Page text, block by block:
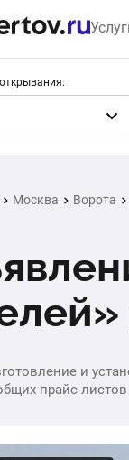
Москва Ворота
и
прайс-